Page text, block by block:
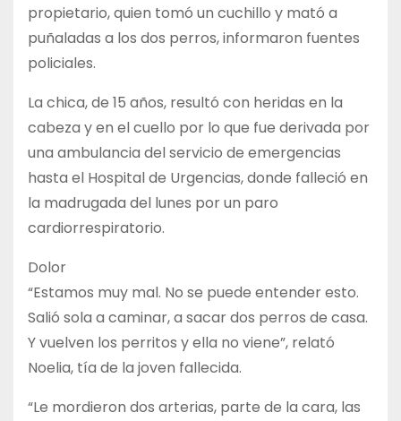
propietario, quien tomó un cuchillo y mató a
puñaladas a los dos perros, informaron fuentes
policiales.
La chica, de 15 años, resultó con heridas en la
cabeza y en el cuello por lo que fue derivada por
una ambulancia del servicio de emergencias
hasta el Hospital de Urgencias, donde falleció en
la madrugada del lunes por un paro
cardiorrespiratorio.
Dolor
“Estamos muy mal. No se puede entender esto.
Salió sola a caminar, a sacar dos perros de casa.
Y vuelven los perritos y ella no viene”, relató
Noelia, tía de la joven fallecida.
“Le mordieron dos arterias, parte de la cara, las